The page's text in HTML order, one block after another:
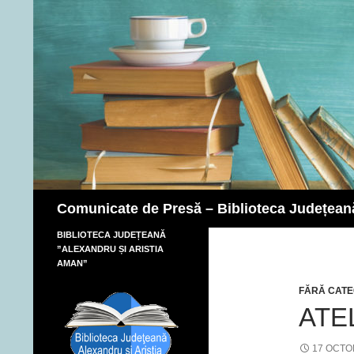
Comunicate de Presă – Biblioteca
FĂRĂ
17
BIBLIOTECA JUDEȚEANĂ
”ALEXANDRU ȘI ARISTIA
AMAN”